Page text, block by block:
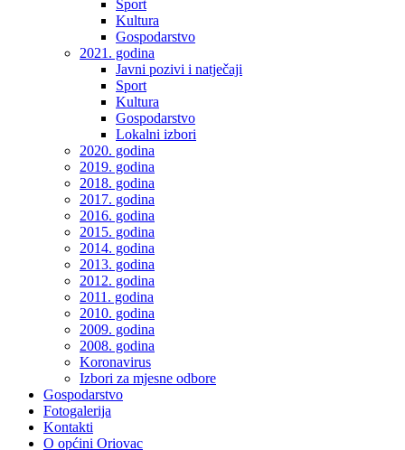
Sport
Kultura
Gospodarstvo
2021. godina
Javni pozivi i natječaji
Sport
Kultura
Gospodarstvo
Lokalni izbori
2020. godina
2019. godina
2018. godina
2017. godina
2016. godina
2015. godina
2014. godina
2013. godina
2012. godina
2011. godina
2010. godina
2009. godina
2008. godina
Koronavirus
Izbori za mjesne odbore
Gospodarstvo
Fotogalerija
Kontakti
O općini Oriovac